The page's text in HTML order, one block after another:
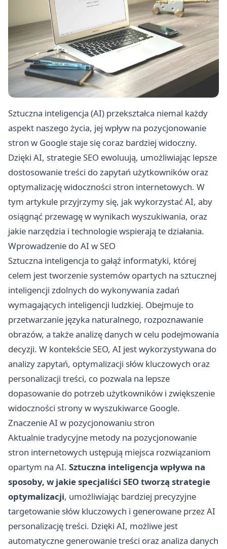
Sztuczna inteligencja (AI) przekształca niemal każdy
aspekt naszego życia, jej wpływ na pozycjonowanie
stron w Google staje się coraz bardziej widoczny.
Dzięki AI, strategie SEO ewoluują, umożliwiając lepsze
dostosowanie treści do zapytań użytkowników oraz
optymalizację widoczności stron internetowych. W
tym artykule przyjrzymy się, jak wykorzystać AI, aby
osiągnąć przewagę w wynikach wyszukiwania, oraz
jakie narzędzia i technologie wspierają te działania.
Wprowadzenie do AI w SEO
Sztuczna inteligencja to gałąź informatyki, której
celem jest tworzenie systemów opartych na sztucznej
inteligencji zdolnych do wykonywania zadań
wymagających inteligencji ludzkiej. Obejmuje to
przetwarzanie języka naturalnego, rozpoznawanie
obrazów, a także analizę danych w celu podejmowania
decyzji. W kontekście SEO, AI jest wykorzystywana do
analizy zapytań, optymalizacji słów kluczowych oraz
personalizacji treści, co pozwala na lepsze
dopasowanie do potrzeb użytkowników i zwiększenie
widoczności strony w wyszukiwarce Google.
Znaczenie AI w pozycjonowaniu stron
Aktualnie tradycyjne metody na pozycjonowanie
stron internetowych ustępują miejsca rozwiązaniom
opartym na AI. Sztuczna inteligencja wpływa na
sposoby, w jakie specjaliści SEO tworzą strategie
optymalizacji, umożliwiając bardziej precyzyjne
targetowanie słów kluczowych i generowane przez AI
personalizację treści. Dzięki AI, możliwe jest
automatyczne generowanie treści oraz analiza danych